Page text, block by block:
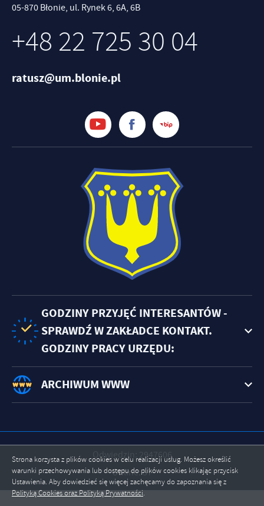
05-870 Błonie, ul. Rynek 6, 6A, 6B
+48 22 725 30 04
ratusz@um.blonie.pl
GODZINY PRZYJĘĆ INTERESANTÓW -
SPRAWDŹ W ZAKŁADCE KONTAKT.
GODZINY PRACY URZĘDU:
ARCHIWUM WWW
Odwiedzin: 2947606
Online: 37
Strona korzysta z plików cookies w celu realizacji usług. Możesz określić
warunki przechowywania lub dostępu do plików cookies klikając przycisk
Ustawienia. Aby dowiedzieć się więcej zachęcamy do zapoznania się z
Polityką Cookies oraz Polityką Prywatności.
ZAPISZ WYBRANE